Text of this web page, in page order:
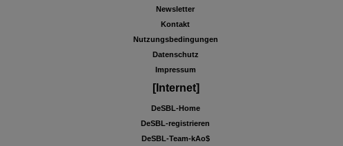
Newsletter
Kontakt
Nutzungsbedingungen
Datenschutz
Impressum
[Internet]
DeSBL-Home
DeSBL-registrieren
DeSBL-Team-kAo$